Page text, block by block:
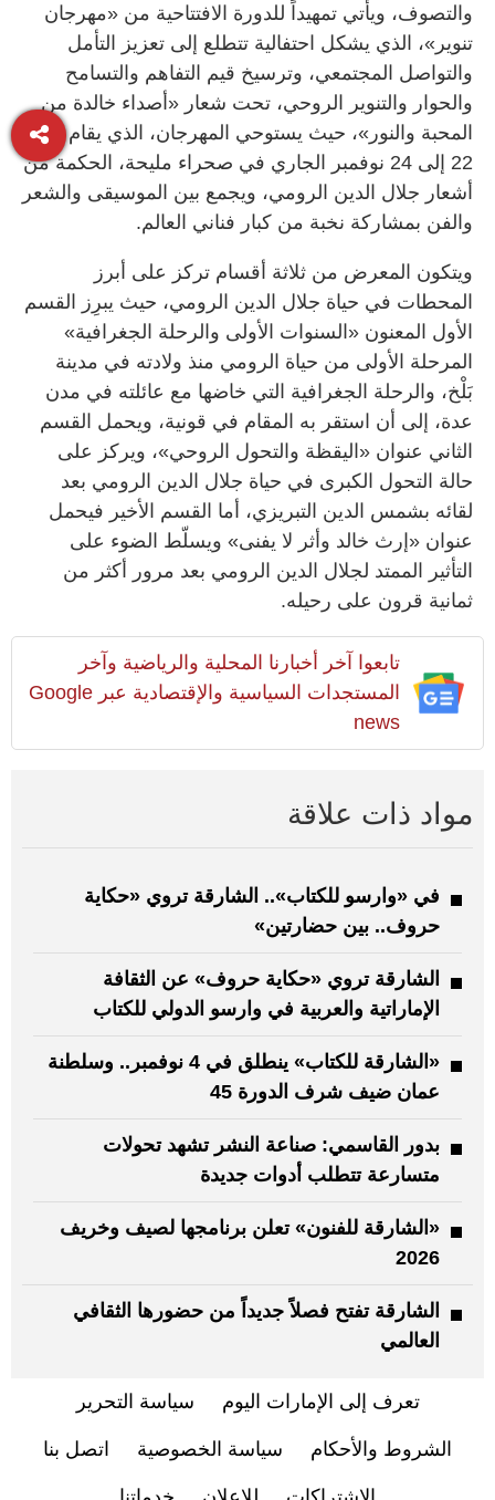
والتصوف، ويأتي تمهيداً للدورة الافتتاحية من «مهرجان
تنوير»، الذي يشكل احتفالية تتطلع إلى تعزيز التأمل
والتواصل المجتمعي، وترسيخ قيم التفاهم والتسامح
والحوار والتنوير الروحي، تحت شعار «أصداء خالدة من
المحبة والنور»، حيث يستوحي المهرجان، الذي يقام من
22 إلى 24 نوفمبر الجاري في صحراء مليحة، الحكمة من
أشعار جلال الدين الرومي، ويجمع بين الموسيقى والشعر
والفن بمشاركة نخبة من كبار فناني العالم.
ويتكون المعرض من ثلاثة أقسام تركز على أبرز
المحطات في حياة جلال الدين الرومي، حيث يبرِز القسم
الأول المعنون «السنوات الأولى والرحلة الجغرافية»
المرحلة الأولى من حياة الرومي منذ ولادته في مدينة
بَلْخ، والرحلة الجغرافية التي خاضها مع عائلته في مدن
عدة، إلى أن استقر به المقام في قونية، ويحمل القسم
الثاني عنوان «اليقظة والتحول الروحي»، ويركز على
حالة التحول الكبرى في حياة جلال الدين الرومي بعد
لقائه بشمس الدين التبريزي، أما القسم الأخير فيحمل
عنوان «إرث خالد وأثر لا يفنى» ويسلّط الضوء على
التأثير الممتد لجلال الدين الرومي بعد مرور أكثر من
ثمانية قرون على رحيله.
تابعوا آخر أخبارنا المحلية والرياضية وآخر
المستجدات السياسية والإقتصادية عبر Google
news
مواد ذات علاقة
في «وارسو للكتاب».. الشارقة تروي «حكاية
حروف.. بين حضارتين»
الشارقة تروي «حكاية حروف» عن الثقافة
الإماراتية والعربية في وارسو الدولي للكتاب
«الشارقة للكتاب» ينطلق في 4 نوفمبر.. وسلطنة
عمان ضيف شرف الدورة 45
بدور القاسمي: صناعة النشر تشهد تحولات
متسارعة تتطلب أدوات جديدة
«الشارقة للفنون» تعلن برنامجها لصيف وخريف
2026
الشارقة تفتح فصلاً جديداً من حضورها الثقافي
العالمي
تعرف إلى الإمارات اليوم سياسة التحرير
الشروط والأحكام سياسة الخصوصية اتصل بنا